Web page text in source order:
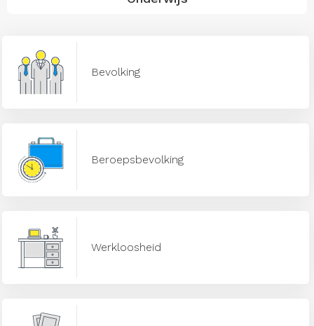
Bevolking
Beroepsbevolking
Werkloosheid